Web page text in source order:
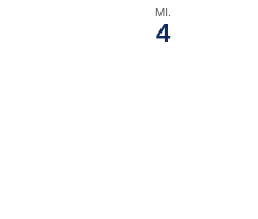
MI.
4